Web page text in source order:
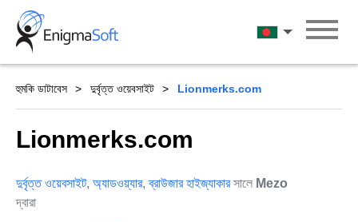
Skip
content
বাংলা
হুমকি ডাটাবেস দুর্বৃত্ত ওয়েবসাইট Lionmerks.com
Lionmerks.com
দুর্বৃত্ত ওয়েবসাইট, অ্যাডওয়্যার,ব্রাউজার হাইজ্যাকারসালে Mezo
দ্বারা